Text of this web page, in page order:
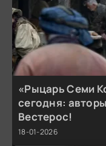
«Рыцарь Семи
сегодня:
Вестерос!
18-01-2026